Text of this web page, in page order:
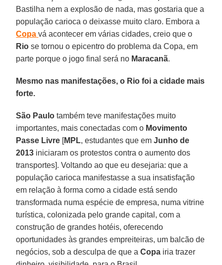
Bastilha nem a explosão de nada, mas gostaria que a
população carioca o deixasse muito claro. Embora a
Copa vá acontecer em várias cidades, creio que o
Rio se tornou o epicentro do problema da Copa, em
parte porque o jogo final será no Maracanã.
Mesmo nas manifestações, o Rio foi a cidade mais
forte.
São Paulo também teve manifestações muito
importantes, mais conectadas com o Movimento
Passe Livre [MPL, estudantes que emJunho de
2013 iniciaram os protestos contra o aumento dos
transportes]. Voltando ao que eu desejaria: que a
população carioca manifestasse a sua insatisfação
em relação à forma como a cidade está sendo
transformada numa espécie de empresa, numa vitrine
turística, colonizada pelo grande capital, com a
construção de grandes hotéis, oferecendo
oportunidades às grandes empreiteiras, um balcão de
negócios, sob a desculpa de que aCopa iria trazer